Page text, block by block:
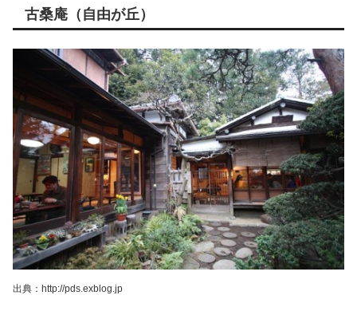
古桑庵（自由が丘）
出典：http://pds.exblog.jp